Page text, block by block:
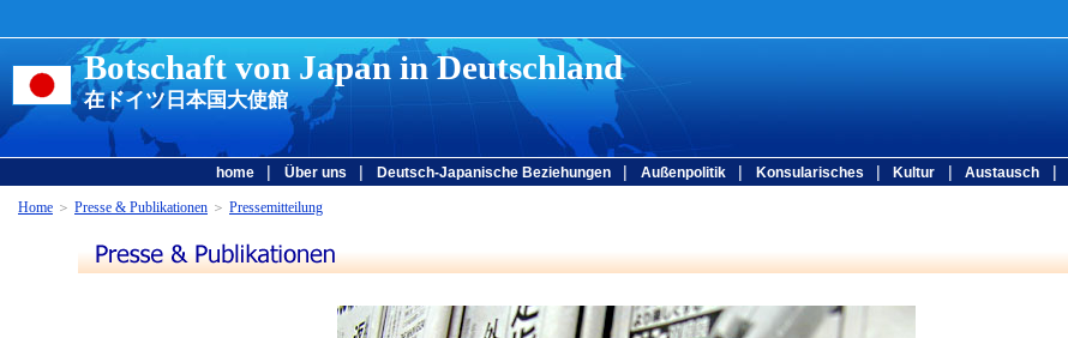
Botschaft von Japan in Deutschland
在ドイツ日本国大使館
home | Über uns | Deutsch-Japanische Beziehungen | Außenpolitik | Konsularisches | Kultur | Austausch |
Home ＞ Presse & Publikationen ＞ Pressemitteilung